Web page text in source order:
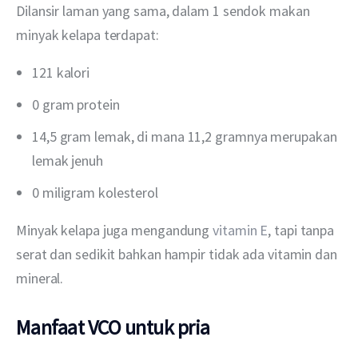
Dilansir laman yang sama, dalam 1 sendok makan
minyak kelapa terdapat:
121 kalori
0 gram protein
14,5 gram lemak, di mana 11,2 gramnya merupakan
lemak jenuh
0 miligram kolesterol
Minyak kelapa juga mengandung vitamin E, tapi tanpa
serat dan sedikit bahkan hampir tidak ada vitamin dan
mineral.
Manfaat VCO untuk pria